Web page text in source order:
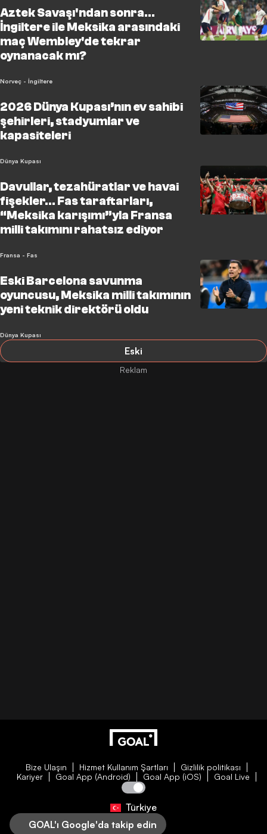
Aztek Savaşı'ndan sonra...
İngiltere ile Meksika arasındaki
maç Wembley'de tekrar
oynanacak mı?
Norveç - İngiltere
2026 Dünya Kupası’nın ev sahibi
şehirleri, stadyumlar ve
kapasiteleri
Dünya Kupası
Davullar, tezahüratlar ve havai
fişekler… Fas taraftarları,
“Meksika karışımı”yla Fransa
milli takımını rahatsız ediyor
Fransa - Fas
Eski Barcelona savunma
oyuncusu, Meksika milli takımının
yeni teknik direktörü oldu
Dünya Kupası
Eski
Bize Ulaşın Hizmet Kullanım Şartları
Gizlilik politikası
Kariyer
Goal App (Android) Goal App (iOS) Goal Live
Türkiye
GOAL'ı Google'da takip edin